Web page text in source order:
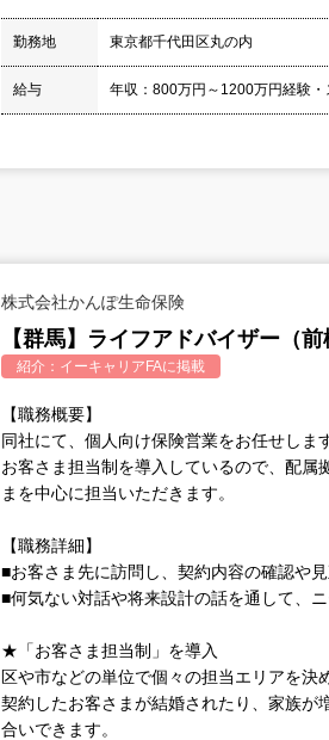
勤務地 東京都千代田区丸の内
給与 年収：800万円～1200万円経験
株式会社かんぽ生命保険
【群馬】ライフアドバイザー
紹介： イーキャリアFAに掲載
【職務概要】
同社にて、個人向け保険営業をお任せします
お客さま担当制を導入しているので、配属
まを中心に担当いただきます。
【職務詳細】
■お客さま先に訪問し、契約内容の確認や
■何気ない対話や将来設計の話を通して、
★「お客さま担当制」を導入
区や市などの単位で個々の担当エリアを決
契約したお客さまが結婚されたり、家族が
合いできます。